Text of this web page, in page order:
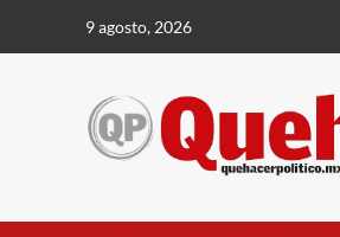
9 agosto, 2026